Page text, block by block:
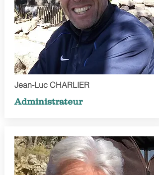
Jean-Luc CHARLIER
Administrateur